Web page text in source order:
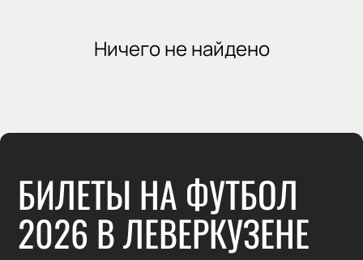
Ничего не найдено
БИЛЕТЫ НА ФУТБОЛ
2026 В ЛЕВЕРКУЗЕНЕ